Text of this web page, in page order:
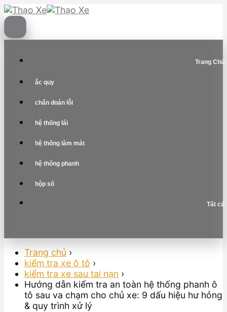
Skip
to
content
Trang Chủ
ắc quy
chẩn đoán lỗi
hệ thống lái
hệ thống làm mát
hệ thống phanh
hộp số
Tất cả
Trang chủ ›
kiểm tra xe ô tô ›
kiểm tra xe sau tai nạn ›
Hướng dẫn kiểm tra an toàn hệ thống phanh ô
tô sau va chạm cho chủ xe: 9 dấu hiệu hư hỏng
& quy trình xử lý